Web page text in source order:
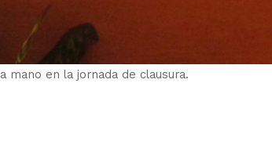
mano en la jornada de clausura.